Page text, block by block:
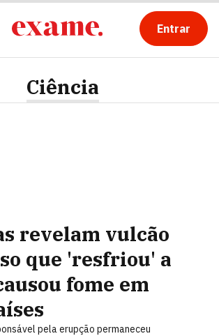
Entrar
Ciência
revelam vulcão
que 'resfriou' a
fome em
pela erupção permaneceu